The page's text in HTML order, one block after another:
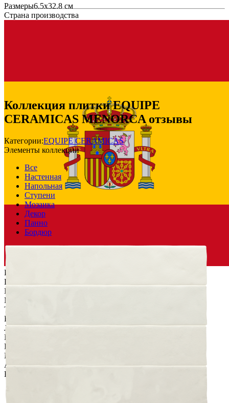
Размеры6.5х32.8 см
Страна производства
Испания
Производитель
Коллекция
Материал
Тип плитки
Назначение
Лестница, Бассейн
Имитация поверхности
Поверхность
Цвет
Аквамариновый,Весенне-зеленый,Синяя сталь
Единица измер. коллекции
Коллекция плитки EQUIPE
CERAMICAS MENORCA отзывы
Категории:EQUIPE CERAMICAS
Элементы коллекции
Все
Настенная
Напольная
Ступени
Мозаика
Декор
Панно
Бордюр